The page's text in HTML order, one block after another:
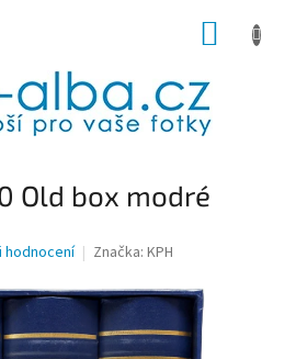
Old box modré
Značka: KPH